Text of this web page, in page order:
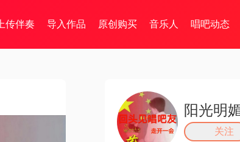
上传伴奏 导入作品 原创购买 音乐人 唱吧动态
关注